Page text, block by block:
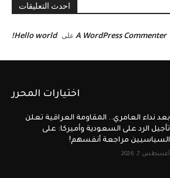
احدث التعليقات
A WordPress Commenter على Hello world!
اختيارات المحرر
بعد نداء العامري.. المقاومة العراقية تعلن
تأجيل الرد على السعودية وأميركا: على
السياسيين مراجعة أنفسهم!
أغسطس 7, 2026